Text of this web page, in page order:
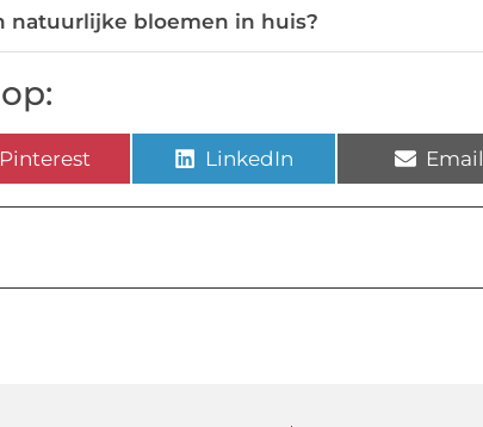
natuurlijke bloemen in huis?
Pinterest LinkedIn Email